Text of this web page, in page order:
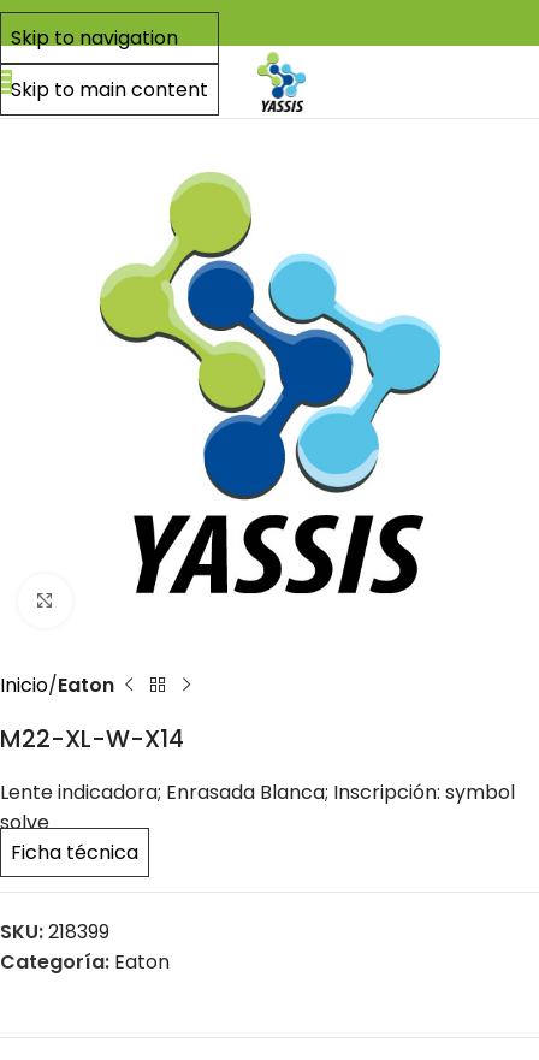
Skip to navigation
Skip to main content
Click to enlarge
Inicio Eaton
M22-XL-W-X14
Lente indicadora; Enrasada Blanca; Inscripción: symbol
solve
Ficha técnica
SKU:218399
Categoría: Eaton